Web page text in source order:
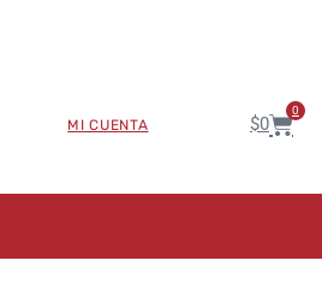
MI CUENTA $0
0